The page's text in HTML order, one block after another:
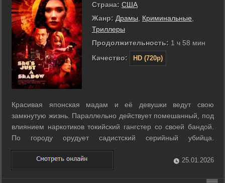
Страна: США
Жанр: Драмы, Криминальные,
Триллеры
Продолжительность: 1 ч 58 мин
Качество:
HD (720p)
Красивая японская мадам и её девушки ведут свою
замкнутую жизнь. Параллельно действует помешанный, под
влиянием наркотиков токийский гангстер со своей бандой.
По городу орудует садистский серийный убийца.
Пересечение этих сюжетных линий и внутренние миры
персонажей постепенно раскрываются по ходу событий. ...
25.01.2026